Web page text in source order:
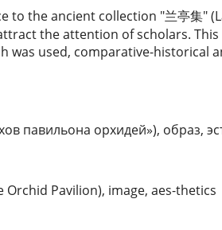
to the ancient collection "兰亭集"
the attention of scholars.
was used, comparative-
павильона орхидей»), образ,
Orchid Pavilion), image, aes-thetics